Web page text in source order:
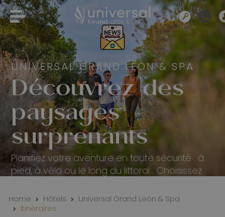
UNIVERSAL GRAND LEÓN & SPA
Découvrez des
paysages
surprenants
Planifiez votre aventure en toute sécurité : à
pied, à vélo ou le long du littoral… Choisissez
Home Hôtels
Universal Grand León & Spa
Itinéraires